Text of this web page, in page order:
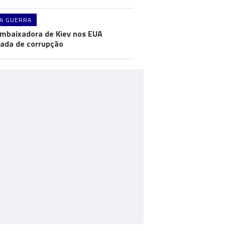
A GUERRA
de Kiev nos EUA
de corrupção